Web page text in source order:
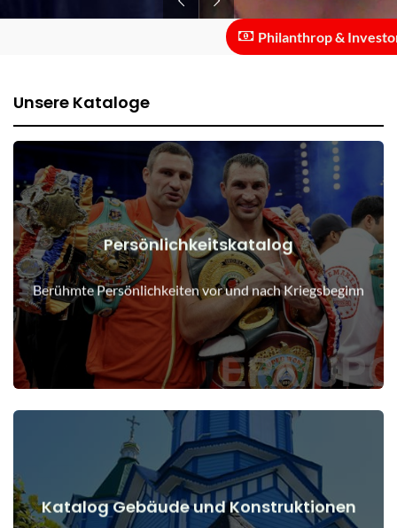
Philanthrop & Investor ::
Unsere Kataloge
Persönlichkeitskatalog
Berühmte Persönlichkeiten vor und nach Kriegsbeginn
Menschen vor und nach Kriegsbeginn
Details anzeigen
Katalog Gebäude und Konstruktionen
Details anzeigen